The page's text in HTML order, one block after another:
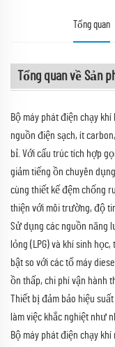
Tổng quan
Tổng quan về Sản
Bộ máy phát điện chạy
nguồn điện sạch, ít
bỉ. Với cấu trúc tích hợp
giảm tiếng ồn chuyên
cùng thiết kế đệm chống
thiện với môi trường, độ
Sử dụng các nguồn năng
lỏng (LPG) và khí sinh
bật so với các tổ máy
ồn thấp, chi phí vận hành
Thiết bị đảm bảo hiệu
làm việc khắc nghiệt như
Bộ máy phát điện chạy